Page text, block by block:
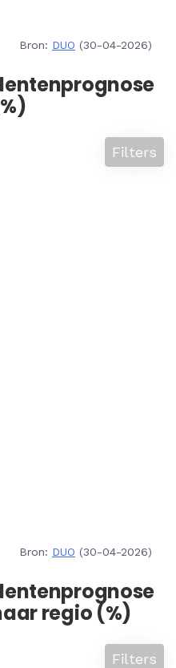
Bron: DUO (30-04-2026)
Filters
Bron: DUO (30-04-2026)
regio (%)
Filters